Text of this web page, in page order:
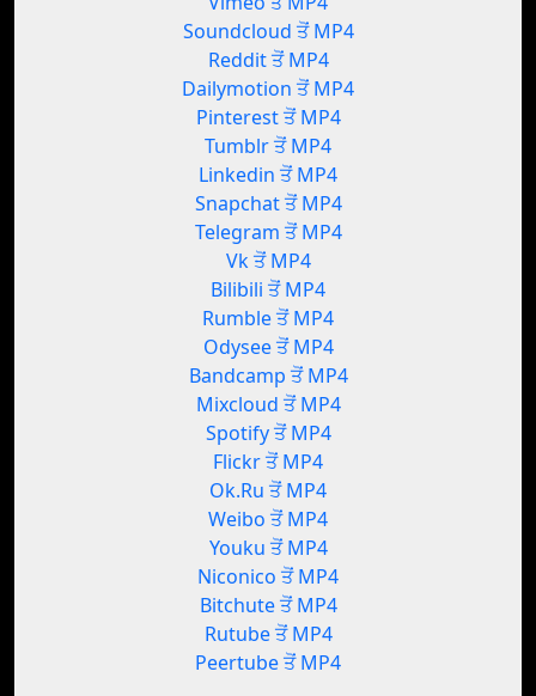
Soundcloud ਤੋਂ MP4
Reddit ਤੋਂ MP4
Dailymotion ਤੋਂ MP4
Pinterest ਤੋਂ MP4
Tumblr ਤੋਂ MP4
Linkedin ਤੋਂ MP4
Snapchat ਤੋਂ MP4
Telegram ਤੋਂ MP4
Vk ਤੋਂ MP4
Bilibili ਤੋਂ MP4
Rumble ਤੋਂ MP4
Odysee ਤੋਂ MP4
Bandcamp ਤੋਂ MP4
Mixcloud ਤੋਂ MP4
Spotify ਤੋਂ MP4
Flickr ਤੋਂ MP4
Ok.Ru ਤੋਂ MP4
Weibo ਤੋਂ MP4
Youku ਤੋਂ MP4
Niconico ਤੋਂ MP4
Bitchute ਤੋਂ MP4
Rutube ਤੋਂ MP4
Peertube ਤੋਂ MP4